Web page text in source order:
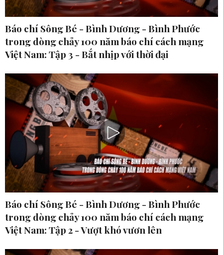
Báo chí Sông Bé - Bình Dương - Bình Phước
trong dòng chảy 100 năm báo chí cách mạng
Việt Nam: Tập 3 - Bắt nhịp với thời đại
Báo chí Sông Bé - Bình Dương - Bình Phước
trong dòng chảy 100 năm báo chí cách mạng
Việt Nam: Tập 2 - Vượt khó vươn lên